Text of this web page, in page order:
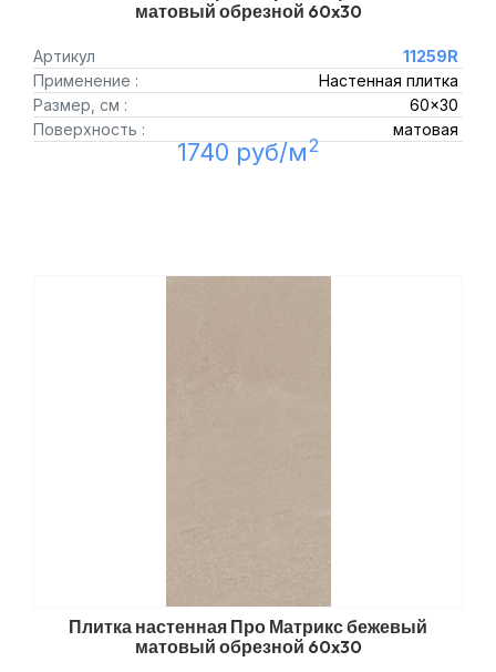
матовый обрезной 60x30
Артикул
11259R
Применение :
Настенная плитка
Размер, см :
60x30
Поверхность :
матовая
1740 руб/м2
Плитка настенная Про Матрикс бежевый
матовый обрезной 60x30